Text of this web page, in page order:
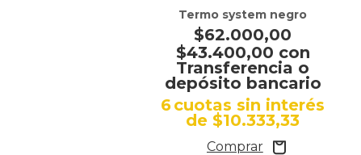
Termo system negro
$62.000,00
$43.400,00 con
Transferencia o
depósito bancario
6cuotas sin interés
de$10.333,33